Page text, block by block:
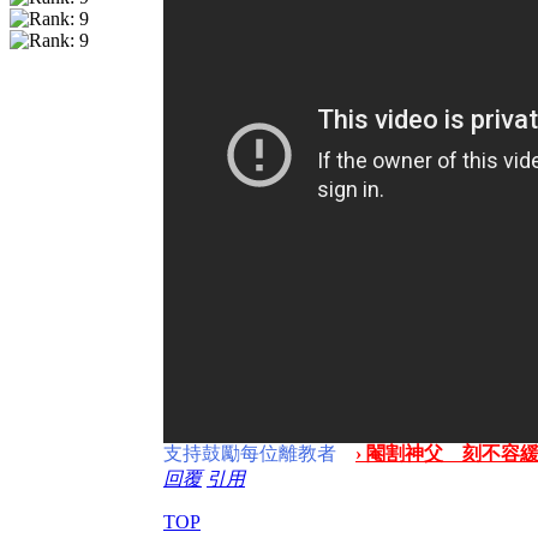
支持鼓勵每位離教者
› 閹割神父 刻不容緩
回覆 引用
TOP